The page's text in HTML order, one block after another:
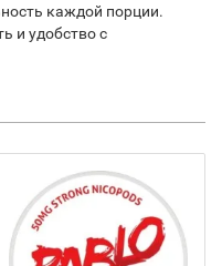
каждой порции.
и удобство с